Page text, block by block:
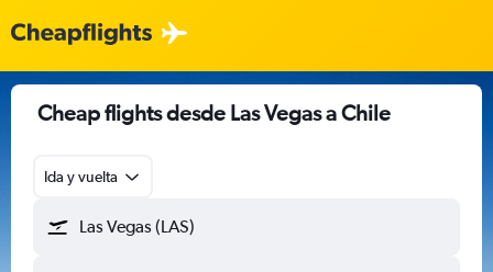
Cheap flights desde Las Vegas a Chile
Ida y vuelta
Las Vegas (LAS)